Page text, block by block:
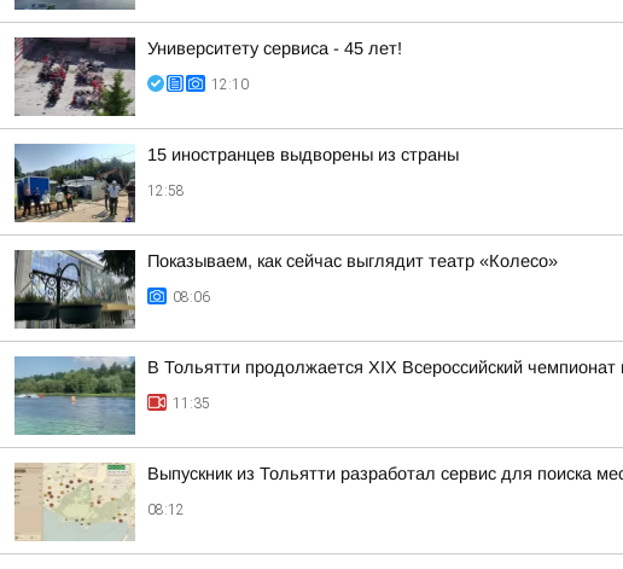
Университету сервиса - 45 лет!
12:10
15 иностранцев выдворены из страны
12:58
Показываем, как сейчас выглядит театр «Колесо»
08:06
В Тольятти продолжается XIX Всероссийский
11:35
Выпускник из Тольятти разработал сервис для поиска
08:12